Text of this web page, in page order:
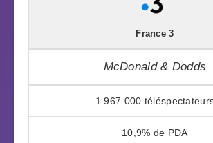
France 3
McDonald & Dodds
1 967 000
10,9%